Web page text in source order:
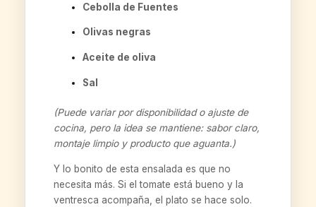
Cebolla de Fuentes
Olivas negras
Aceite de oliva
Sal
(Puede variar por disponibilidad o ajuste de
cocina, pero la idea se mantiene: sabor claro,
montaje limpio y producto que aguanta.)
Y lo bonito de esta ensalada es que no
necesita más. Si el tomate está bueno y la
ventresca acompaña, el plato se hace solo.